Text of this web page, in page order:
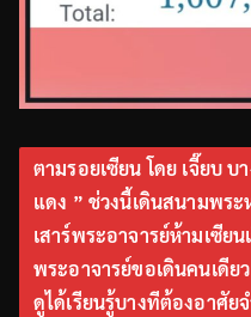
ตามรอยเซียน โดย เจี๊ยบ
แดง ” ช่วงนี้เดินสนามพร
เสาร์พระอาจารย์ห้ามเซีย
พระอาจารย์ขอเดินคนเดีย
ดูได้เรียนรู้บางทีต้องอาศั